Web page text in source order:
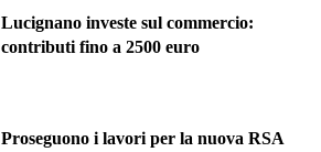
Lucignano investe sul commercio:
contributi fino a 2500 euro
Proseguono i lavori per la nuova RSA